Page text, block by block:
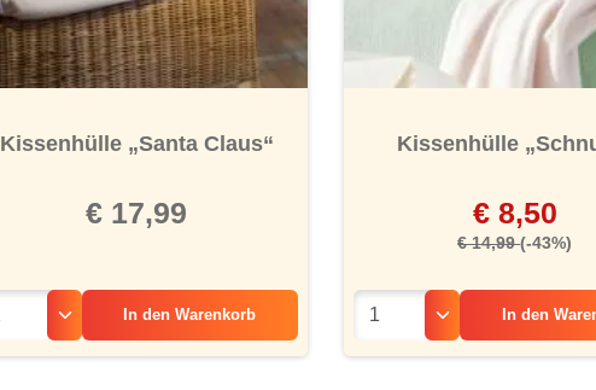
Kissenhülle „Santa Claus“
€ 17,99
In den Warenkorb
Kissenhülle
€ 8,50
€ 14,99(-43%)
In den